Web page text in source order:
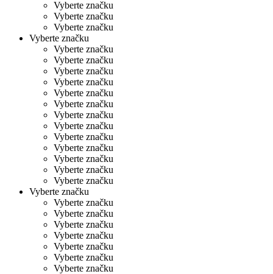
Vyberte značku
Vyberte značku
Vyberte značku
Vyberte značku
Vyberte značku
Vyberte značku
Vyberte značku
Vyberte značku
Vyberte značku
Vyberte značku
Vyberte značku
Vyberte značku
Vyberte značku
Vyberte značku
Vyberte značku
Vyberte značku
Vyberte značku
Vyberte značku
Vyberte značku
Vyberte značku
Vyberte značku
Vyberte značku
Vyberte značku
Vyberte značku
Vyberte značku